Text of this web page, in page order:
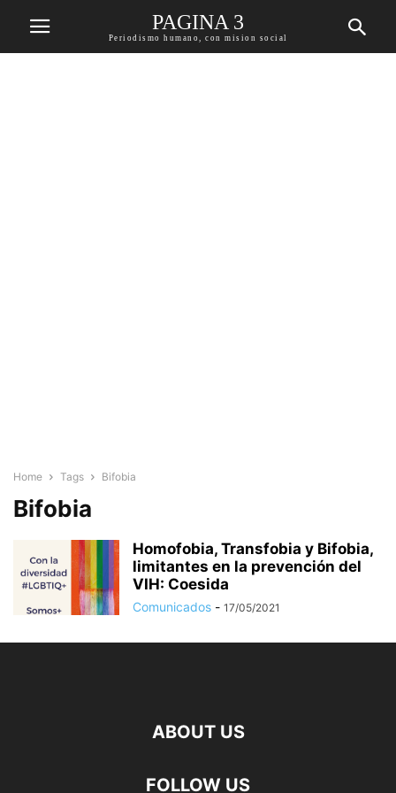
PAGINA 3
Periodismo humano, con mision social
Home Tags Bifobia
Bifobia
Homofobia, Transfobia y Bifobia,
limitantes en la prevención del
VIH: Coesida
Comunicados - 17/05/2021
ABOUT US
FOLLOW US